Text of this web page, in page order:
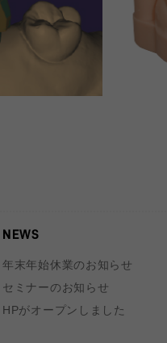
NEWS
年末年始休業のお知らせ
セミナーのお知らせ
HPがオープンしました